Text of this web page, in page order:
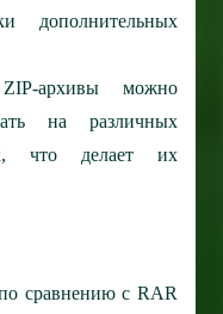
дополнительных
ZIP-архивы можно
на различных
что делает их
сравнению с RAR